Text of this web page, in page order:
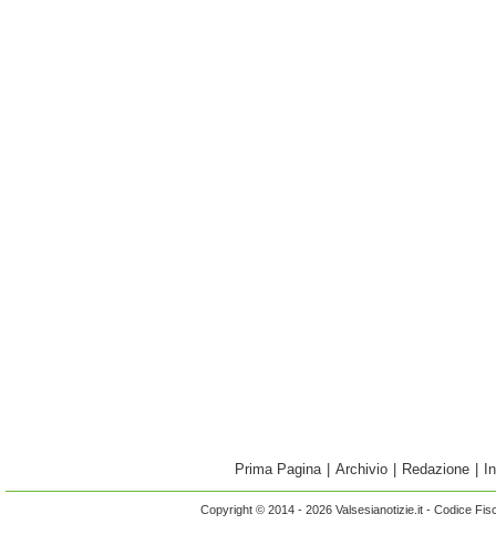
Prima Pagina Archivio Redazione
Copyright © 2014 - 2026 Valsesianotizie.it - Codice